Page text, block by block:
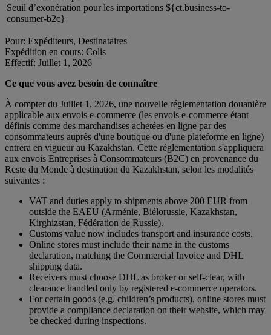
Seuil d’exonération pour les importations ${ct.business-to-
consumer-b2c}
Pour: Expéditeurs, Destinataires
Expédition en cours: Colis
Effectif: Juillet 1, 2026
Ce que vous avez besoin de connaître
À compter du Juillet 1, 2026, une nouvelle réglementation douanière
applicable aux envois e-commerce (les envois e-commerce étant
définis comme des marchandises achetées en ligne par des
consommateurs auprès d'une boutique ou d'une plateforme en ligne)
entrera en vigueur au Kazakhstan. Cette réglementation s'appliquera
aux envois Entreprises à Consommateurs (B2C) en provenance du
Reste du Monde à destination du Kazakhstan, selon les modalités
suivantes :
VAT and duties apply to shipments above 200 EUR from
outside the EAEU (Arménie, Biélorussie, Kazakhstan,
Kirghizstan, Fédération de Russie).
Customs value now includes transport and insurance costs.
Online stores must include their name in the customs
declaration, matching the Commercial Invoice and DHL
shipping data.
Receivers must choose DHL as broker or self-clear, with
clearance handled only by registered e-commerce operators.
For certain goods (e.g. children’s products), online stores must
provide a compliance declaration on their website, which may
be checked during inspections.